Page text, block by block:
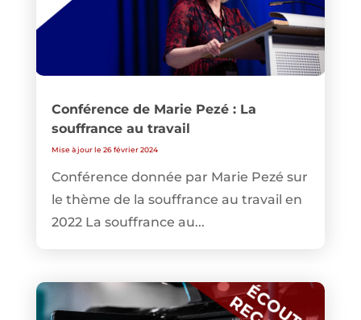
Conférence de Marie Pezé : La
souffrance au travail
Mise à jour le 26 février 2024
Conférence donnée par Marie Pezé sur
le thème de la souffrance au travail en
2022 La souffrance au...